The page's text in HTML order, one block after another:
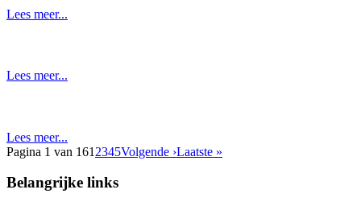
Lees meer...
Lees meer...
Lees meer...
Pagina 1 van 161 2345Volgende ›Laatste »
Belangrijke links